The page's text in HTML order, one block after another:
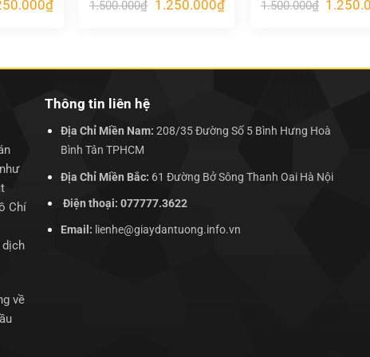
₫Giá
hiện
1.500.000₫ Giá
1.250.000₫Giá
hiện
1.500.000₫ Giá
Chí
dịch
về
Thông tin liên hệ
Địa Chỉ Miền Nam: 208/35 Đường Số 5 Bình Hưng Hoà
Bình Tân TPHCM
Địa Chỉ Miền Bắc: 61 Đường Bở Sông Thanh Oai Hà Nội
Điện thoại: 077777.3622
Email: lienhe@giaydantuong.info.vn